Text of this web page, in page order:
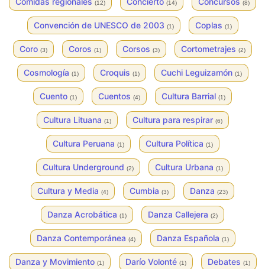
(12) (14) (8)
Convención de UNESCO de 2003 (1) Coplas (1)
Coro (3) Coros (1) Corsos (3) Cortometrajes (2)
Cosmología (1) Croquis (1) Cuchi Leguizamón (1)
Cuento (1) Cuentos (4) Cultura Barrial (1)
Cultura Lituana (1) Cultura para respirar (6)
Cultura Peruana (1) Cultura Política (1)
Cultura Underground (2) Cultura Urbana (1)
Cultura y Media (4) Cumbia (3) Danza (23)
Danza Acrobática (1) Danza Callejera (2)
Danza Contemporánea (4) Danza Española (1)
Danza y Movimiento (1) Darío Volonté (1) Debates (1)